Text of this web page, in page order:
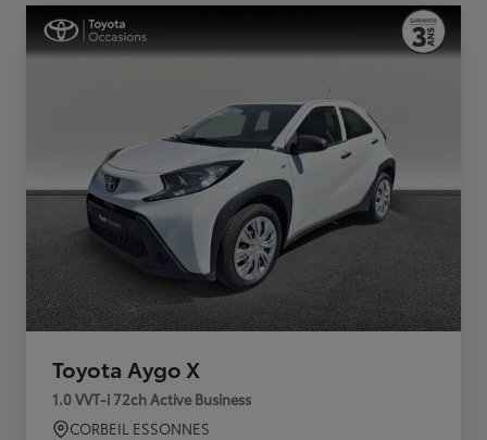
Toyota Aygo X
1.0 VVT-i 72ch Active Business
CORBEIL ESSONNES